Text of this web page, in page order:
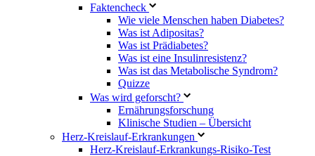
Faktencheck
Wie viele Menschen haben Diabetes?
Was ist Adipositas?
Was ist Prädiabetes?
Was ist eine Insulinresistenz?
Was ist das Metabolische Syndrom?
Quizze
Was wird geforscht?
Ernährungsforschung
Klinische Studien – Übersicht
Herz-Kreislauf-Erkrankungen
Herz-Kreislauf-Erkrankungs-Risiko-Test